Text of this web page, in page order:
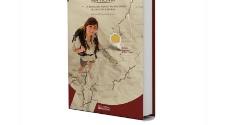
AGGIUNGI AL CARRELLO /